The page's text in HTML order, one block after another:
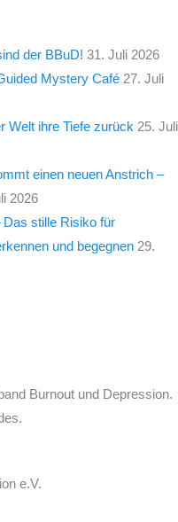
der BBuD! 31. Juli 2026
Mystery Café 27. Juli
Welt ihre Tiefe zurück 25. Juli
einen neuen Anstrich –
2026
stille Risiko für
und begegnen 29.
e.V.